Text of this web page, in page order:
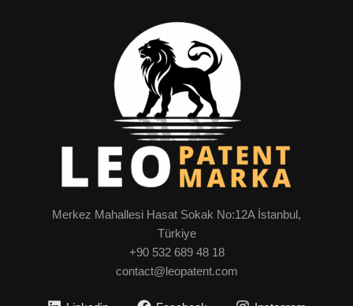
Merkez Mahallesi Hasat Sokak No:12A İstanbul,
Türkiye
+90 532 689 48 18
contact@leopatent.com